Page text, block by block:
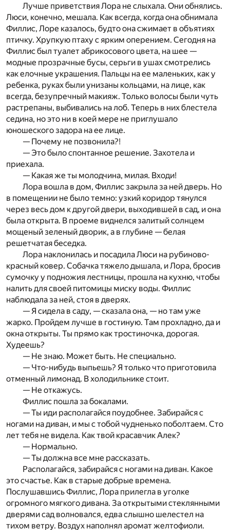
Лучше приветствия Лора не слыхала. Они обнялись.
Люси, конечно, мешала. Как всегда, когда она обнимала
Филлис, Лоре казалось, будто она сжимает в объятиях
птичку. Хрупкую птаху с ярким оперением. Сегодня на
Филлис был туалет абрикосового цвета, на шее —
модные прозрачные бусы, серьги в ушах смотрелись
как елочные украшения. Пальцы на ее маленьких, как у
ребенка, руках были унизаны кольцами, на лице, как
всегда, безупречный макияж. Только волосы были чуть
растрепаны, выбивались на лоб. Теперь в них блестела
седина, но это ни в коей мере не приглушало
юношеского задора на ее лице.
— Почему не позвонила?!
— Это было спонтанное решение. Захотела и
приехала.
— Какая же ты молодчина, милая. Входи!
Лора вошла в дом, Филлис закрыла за ней дверь. Но
в помещении не было темно: узкий коридор тянулся
через весь дом к другой двери, выходившей в сад, и она
была открыта. В проеме виднелся залитый солнцем
мощеный зеленый дворик, а в глубине — белая
решетчатая беседка.
Лора наклонилась и посадила Люси на рубиново-
красный ковер. Собачка тяжело дышала, и Лора, бросив
сумочку у подножия лестницы, прошла на кухню, чтобы
налить для своей питомицы миску воды. Филлис
наблюдала за ней, стоя в дверях.
— Я сидела в саду, — сказала она, — но там уже
жарко. Пройдем лучше в гостиную. Там прохладно, да и
окна открыты. Ты прямо как тростиночка, дорогая.
Худеешь?
— Не знаю. Может быть. Не специально.
— Что-нибудь выпьешь? Я только что приготовила
отменный лимонад. В холодильнике стоит.
— Не откажусь.
Филлис пошла за бокалами.
— Ты иди располагайся поудобнее. Забирайся с
ногами на диван, и мы с тобой чудненько поболтаем. Сто
лет тебя не видела. Как твой красавчик Алек?
— Нормально.
— Ты должна все мне рассказать.
Располагайся, забирайся с ногами на диван. Какое
это счастье. Как в старые добрые времена.
Послушавшись Филлис, Лора прилегла в уголке
огромного мягкого дивана. За открытыми стеклянными
дверями сад волновался, едва слышно шелестел на
тихом ветру. Воздух наполнял аромат желтофиоли.